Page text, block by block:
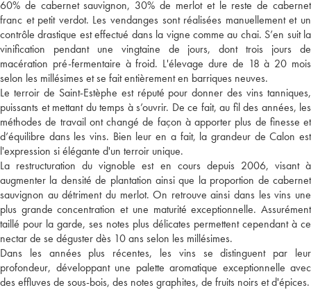
60% de cabernet sauvignon, 30% de merlot et le reste de cabernet
franc et petit verdot. Les vendanges sont réalisées manuellement et un
contrôle drastique est effectué dans la vigne comme au chai. S’en suit la
vinification pendant une vingtaine de jours, dont trois jours de
macération pré-fermentaire à froid. L'élevage dure de 18 à 20 mois
selon les millésimes et se fait entièrement en barriques neuves.
Le terroir de Saint-Estèphe est réputé pour donner des vins tanniques,
puissants et mettant du temps à s’ouvrir. De ce fait, au fil des années, les
méthodes de travail ont changé de façon à apporter plus de finesse et
d’équilibre dans les vins. Bien leur en a fait, la grandeur de Calon est
l'expression si élégante d'un terroir unique.
La restructuration du vignoble est en cours depuis 2006, visant à
augmenter la densité de plantation ainsi que la proportion de cabernet
sauvignon au détriment du merlot. On retrouve ainsi dans les vins une
plus grande concentration et une maturité exceptionnelle. Assurément
taillé pour la garde, ses notes plus délicates permettent cependant à ce
nectar de se déguster dès 10 ans selon les millésimes.
Dans les années plus récentes, les vins se distinguent par leur
profondeur, développant une palette aromatique exceptionnelle avec
des effluves de sous-bois, des notes graphites, de fruits noirs et d'épices.